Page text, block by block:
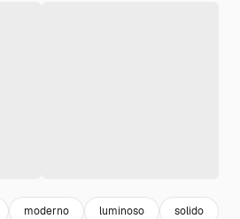
moderno luminoso solido